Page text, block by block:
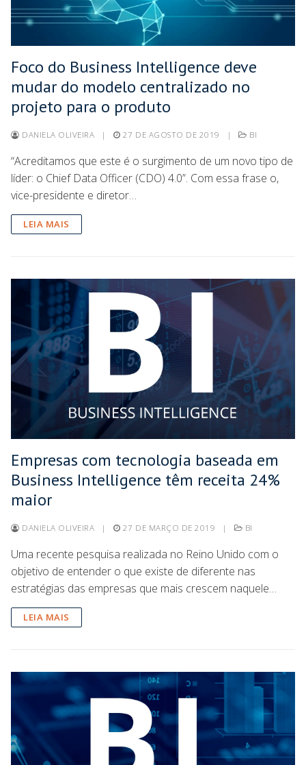
Foco do Business Intelligence deve
mudar do modelo centralizado no
projeto para o produto
DANIELA OLIVEIRA | 27 DE AGOSTO DE 2019 | BI
“Acreditamos que este é o surgimento de um novo tipo de
líder: o Chief Data Officer (CDO) 4.0”. Com essa frase o,
vice-presidente e diretor…
LEIA MAIS
Empresas com tecnologia baseada em
Business Intelligence têm receita 24%
maior
DANIELA OLIVEIRA | 27 DE MARÇO DE 2019 | BI
Uma recente pesquisa realizada no Reino Unido com o
objetivo de entender o que existe de diferente nas
estratégias das empresas que mais crescem naquele…
LEIA MAIS